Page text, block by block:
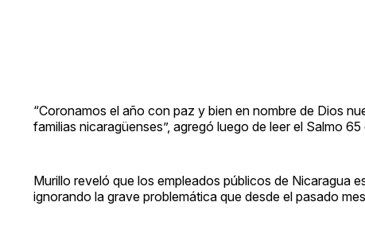
“Coronamos el año con paz y bien en nombre de Dios
familias nicaragüenses”, agregó luego de leer el Salmo
Murillo reveló que los empleados públicos de Nicaragua
ignorando la grave problemática que desde el pasado